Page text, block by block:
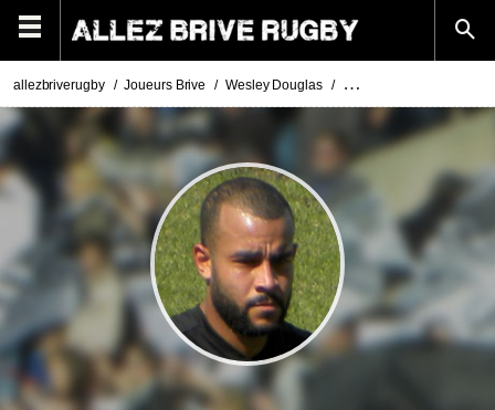
allezbriverugby Joueurs Brive Wesley Douglas Photos Wesley Douglas